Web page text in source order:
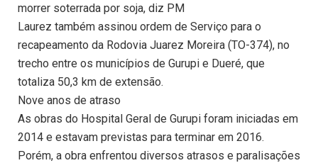
morrer soterrada por soja, diz PM
Laurez também assinou ordem de Serviço para o
recapeamento da Rodovia Juarez Moreira (TO-374), no
trecho entre os municípios de Gurupi e Dueré, que
totaliza 50,3 km de extensão.
Nove anos de atraso
As obras do Hospital Geral de Gurupi foram iniciadas em
2014 e estavam previstas para terminar em 2016.
Porém, a obra enfrentou diversos atrasos e paralisações